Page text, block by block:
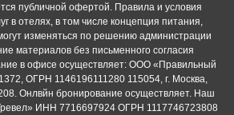
публичной офертой. Правила и условия
в отелях, в том числе концепция питания,
изменяться по решению администрации
материалов без письменного согласия
в офисе осуществляет: ООО «Правильный
ОГРН 1146196111280 115054, г. Москва,
Онлвйн бронирование осуществляет. Наш
ИНН 7716697924 ОГРН 1117746723808